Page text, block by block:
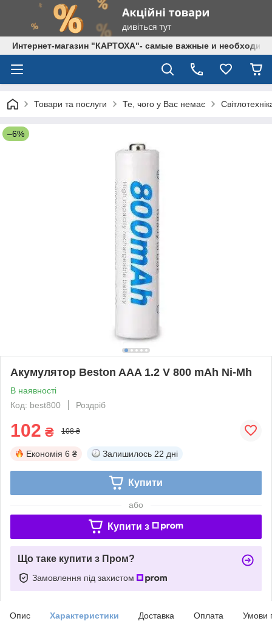
Интернет-магазин "КАРТОХА"- самые важные и
Товари та послуги Те, чого у Вас немає
–6%
Акумулятор Beston AAA 1.2 V 800 mAh Ni-Mh
В наявності
Код: best800
Роздріб
102 ₴ 108 ₴
Економія 6 ₴ Залишилось 22 дні
Купити
або
Купити з
Що таке купити з Пром?
Замовлення під захистом
Опис Характеристики Доставка Оплата Умови